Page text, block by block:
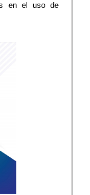
en el uso de